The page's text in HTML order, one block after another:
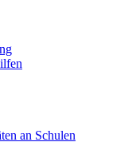
an Schulen